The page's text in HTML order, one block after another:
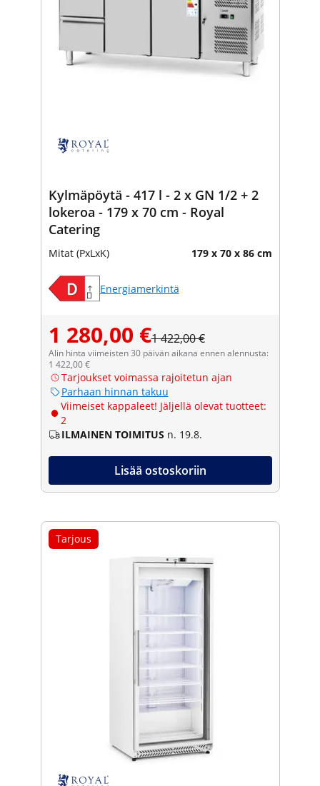
Kylmäpöytä - 417 l - 2 x GN 1/2 + 2
lokeroa - 179 x 70 cm - Royal
Catering
Mitat (PxLxK) 179 x 70 x 86 cm
Energiamerkintä
1 280,00 €1 422,00 €
Alin hinta viimeisten 30 päivän aikana ennen alennusta:
1 422,00 €
Tarjoukset voimassa rajoitetun ajan
Parhaan hinnan takuu
Viimeiset kappaleet! Jäljellä olevat tuotteet:
2
ILMAINEN TOIMITUS n. 19.8.
Lisää ostoskoriin
Tarjous